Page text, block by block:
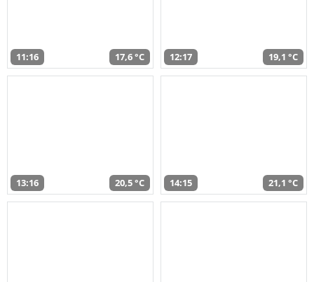
11:16 17,6 °C 12:17 19,1 °C
13:16 20,5 °C 14:15 21,1 °C